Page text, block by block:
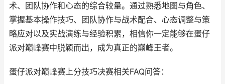
术、团队协作和心态的综合较量。通过熟悉地图与角色、
掌握基本操作技巧、团队协作与战术配合、心态调整与策
略应对以及实战演练与经验积累，相信你一定能够在蛋仔
派对巅峰赛中脱颖而出，成为真正的巅峰王者。
蛋仔派对巅峰赛上分技巧决赛相关FAQ问答：